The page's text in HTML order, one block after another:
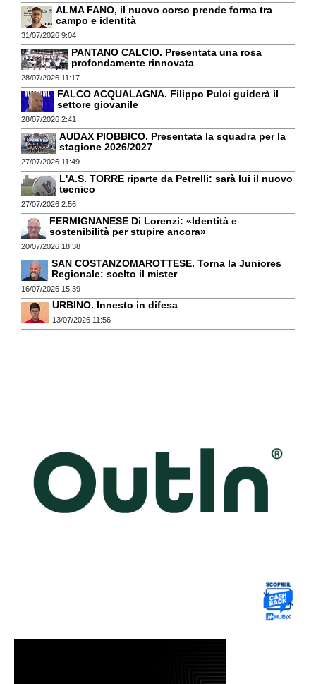
ALMA FANO, il nuovo corso prende forma tra
campo e identità
31/07/2026 9:04
PANTANO CALCIO. Presentata una rosa
profondamente rinnovata
28/07/2026 11:17
FALCO ACQUALAGNA. Filippo Pulci guiderà il
settore giovanile
28/07/2026 2:41
AUDAX PIOBBICO. Presentata la squadra per la
stagione 2026/2027
27/07/2026 11:49
L'A.S. TORRE riparte da Petrelli: sarà lui il nuovo
tecnico
27/07/2026 2:56
FERMIGNANESE Di Lorenzi: «Identità e
sostenibilità per stupire ancora»
20/07/2026 18:38
SAN COSTANZOMAROTTESE. Torna la Juniores
Regionale: scelto il mister
16/07/2026 15:39
URBINO. Innesto in difesa
13/07/2026 11:56